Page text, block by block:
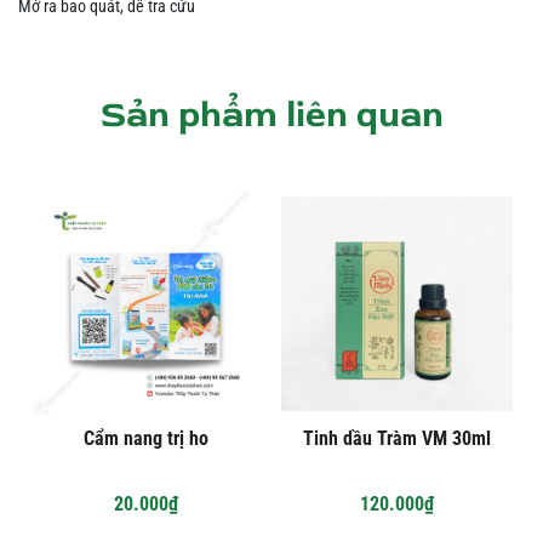
Mở ra bao quát, dễ tra cứu
Sản phẩm liên quan
Cẩm nang trị ho
20.000₫
Tinh dầu Tràm VM 30ml
120.000₫